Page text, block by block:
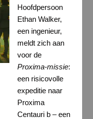
Hoofdpersoon
Ethan Walker,
een ingenieur,
meldt zich aan
voor de
Proxima-missie:
een risicovolle
expeditie naar
Proxima
Centauri b – een